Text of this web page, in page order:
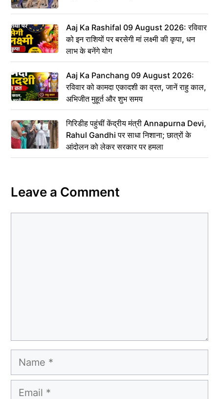
Aaj Ka Rashifal 09 August 2026: रविवार
को इन राशियों पर बरसेगी मां लक्ष्मी की कृपा, धन
लाभ के बनेंगे योग
Aaj Ka Panchang 09 August 2026:
रविवार को कामदा एकादशी का व्रत, जानें राहु काल,
अभिजीत मुहूर्त और शुभ समय
गिरिडीह पहुंचीं केंद्रीय मंत्री Annapurna Devi,
Rahul Gandhi पर साधा निशाना; छात्रों के
आंदोलन को लेकर सरकार पर हमला
Leave a Comment
Name
Email